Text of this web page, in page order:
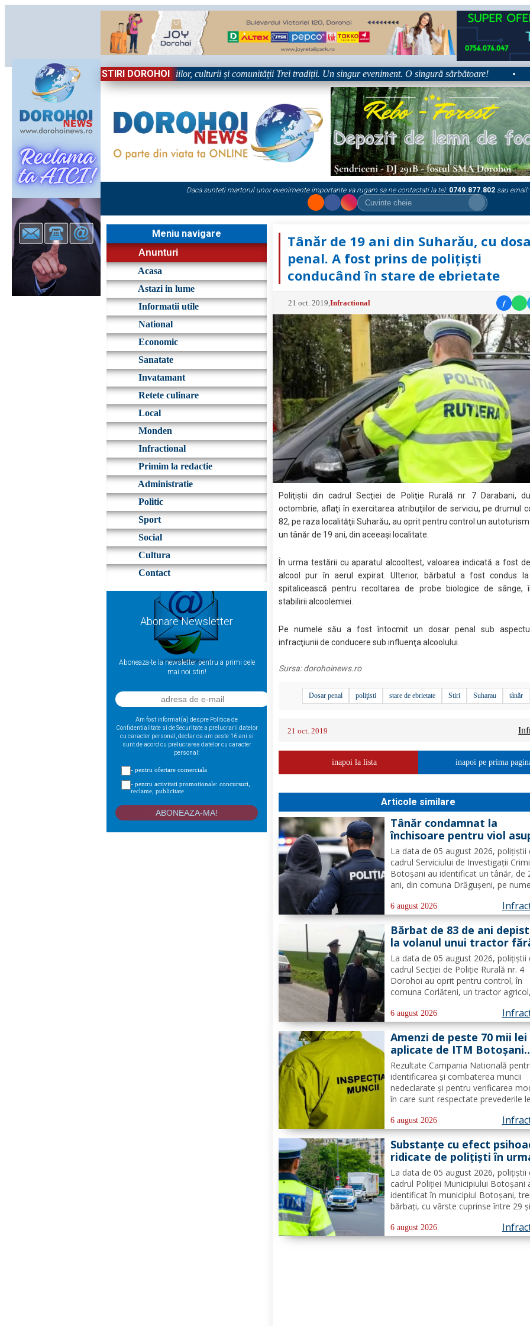
STIRI DOROHOI
în Sărbătoare!” – trei zile dedicate tradițiilor, culturii și comunității Trei tradiții. Un singur eveniment. O singură sărbătoare!
Daca sunteti martorul unor evenimente importante va rugam sa ne contactati la tel: 0749.877.802 sau email:
Meniu navigare
Anunturi
Acasa
Astazi in lume
Informatii utile
National
Economic
Sanatate
Invatamant
Retete culinare
Local
Monden
Infractional
Primim la redactie
Administratie
Politic
Sport
Social
Cultura
Contact
Abonare Newsletter
Aboneaza-te la newsletter pentru a primi cele
mai noi stiri!
Am fost informat(a) despre Politica de
Confidentialitate si de Securitate a prelucrarii datelor
cu caracter personal, declar ca am peste 16 ani si
sunt de acord cu prelucrarea datelor cu caracter
personal:
- pentru ofertare comerciala
- pentru activitati promotionale: concursuri,
reclame, publicitate
Tânăr de 19 ani din Suharău, cu
penal. A fost prins de polițiști
conducând în stare de ebrietate
21 oct. 2019 ,Infractional f
Poliţiştii din cadrul Secţiei de Poliţie Rurală nr. 7 Darabani,
octombrie, aflaţi în exercitarea atribuţiilor de serviciu, pe drumul
82, pe raza localităţii Suharău, au oprit pentru control un
un tânăr de 19 ani, din aceeaşi localitate.
În urma testării cu aparatul alcooltest, valoarea indicată a fost
alcool pur în aerul expirat. Ulterior, bărbatul a fost condus
spitalicească pentru recoltarea de probe biologice de sânge,
stabilirii alcoolemiei.
Pe numele său a fost întocmit un dosar penal sub
infracţiunii de conducere sub influenţa alcoolului.
Sursa:dorohoinews.ro
Dosar penal poliţisti stare de ebrietate Stiri Suharau tânăr
21 oct. 2019
inapoi la lista inapoi pe prima
Articole similare
Tânăr condamnat la
închisoare pentru viol
unui minor și pornografie
infantilă, identificat de
polițiști
La data de 05 august 2026, polițiștii
cadrul Serviciului de Investigații
Botoșani au identificat un tânăr, de
ani, din comuna Drăgușeni, pe
mandat de executare a pedepsei cu
închisoarea. Tânărul a fost
4 ani și 5 luni de...
6 august 2026
Bărbat de 83 de ani
la volanul unui tractor
deține permis de
La data de 05 august 2026, polițiștii
cadrul Secției de Poliție Rurală nr. 4
Dorohoi au oprit pentru control, în
comuna Corlăteni, un tractor agricol,
din aceeași localitate. În urma
efectuate de către polițiști, s-a
faptul că...
6 august 2026
Amenzi de peste 70 mii lei
aplicate de ITM Botoșani
privind munca nedeclarată
Rezultate Campania Natională
identificarea și combaterea muncii
nedeclarate și pentru verificarea
în care sunt respectate prevederile
de către angajatorii care desfășoară
activități în domeniul Industria
- cod CAEN 10....
6 august 2026
Substanțe cu efect
ridicate de polițiști în
unui control corporal
La data de 05 august 2026, polițiștii
cadrul Poliției Municipiului Botoșani
identificat în municipiul Botoșani, trei
bărbați, cu vârste cuprinse între 29
asupra lor substanțe psihoactive. În
efectuării controlului corporal
6 august 2026